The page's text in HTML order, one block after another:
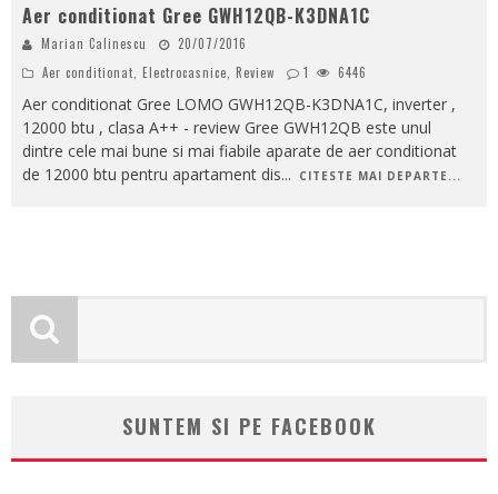
Aer conditionat Gree GWH12QB-K3DNA1C
Marian Calinescu
20/07/2016
Aer conditionat Electrocasnice Review 1 6446
Aer conditionat Gree LOMO GWH12QB-K3DNA1C, inverter ,
12000 btu , clasa A++ - review Gree GWH12QB este unul
dintre cele mai bune si mai fiabile aparate de aer conditionat
de 12000 btu pentru apartament dis... CITESTE MAI DEPARTE...
SUNTEM SI PE FACEBOOK